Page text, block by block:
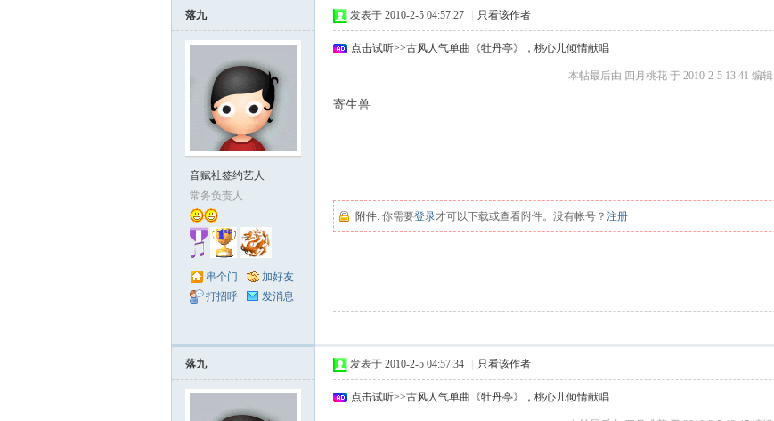
落九
音赋社签约艺人
常务负责人
串个门
加好友
打招呼
发消息
发表于 2010-2-5 04:57:27 只看该作者
点击试听>>古风人气单曲《牡丹亭》，桃心儿倾情献唱
本帖最后由 四月桃花 于 2010-2-5 13:41 编辑
寄生兽
附件: 你需要登录才可以下载或查看附件。没有帐号？ 注册
落九 发表于 2010-2-5 04:57:34 只看该作者
点击试听>>古风人气单曲《牡丹亭》，桃心儿倾情献唱